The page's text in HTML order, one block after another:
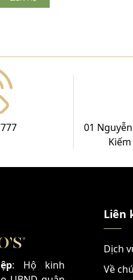
01
: Hộ kinh
Liên
Dịch
Về